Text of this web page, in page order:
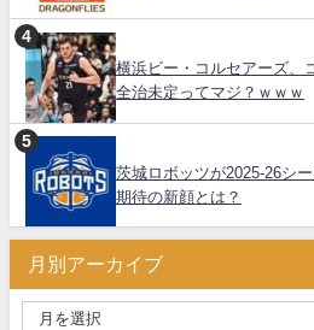
横浜ビー・コルセアーズ、
全治未定ってマジ？ｗｗｗ
茨城ロボッツが2025-26シ
期待の新顔とは？
月別アーカイブ